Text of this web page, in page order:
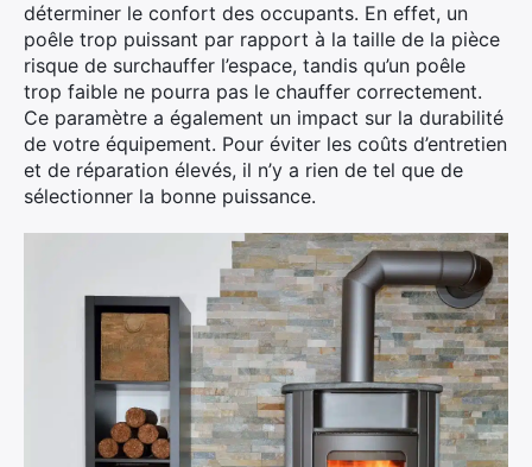
déterminer le confort des occupants. En effet, un
poêle trop puissant par rapport à la taille de la pièce
risque de surchauffer l’espace, tandis qu’un poêle
trop faible ne pourra pas le chauffer correctement.
Ce paramètre a également un impact sur la durabilité
de votre équipement. Pour éviter les coûts d’entretien
et de réparation élevés, il n’y a rien de tel que de
sélectionner la bonne puissance.